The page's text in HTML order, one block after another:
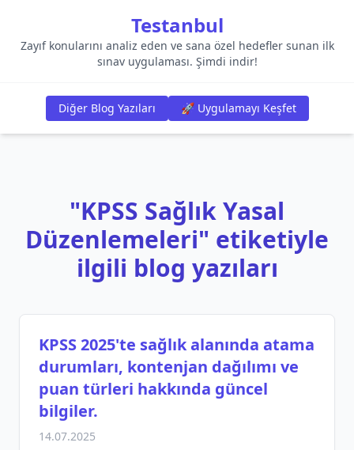
Testanbul
Zayıf konularını analiz eden ve sana özel hedefler sunan ilk
sınav uygulaması. Şimdi indir!
Diğer Blog Yazıları 🚀 Uygulamayı Keşfet
"KPSS Sağlık Yasal
Düzenlemeleri" etiketiyle
ilgili blog yazıları
KPSS 2025'te sağlık alanında atama
durumları, kontenjan dağılımı ve
puan türleri hakkında güncel
bilgiler.
14.07.2025